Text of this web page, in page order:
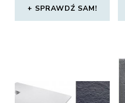
SPRAWDŹ SAM!